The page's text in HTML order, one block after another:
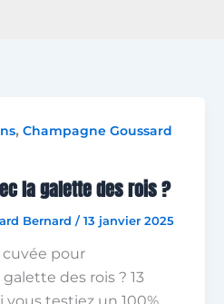
, Champagne Goussard
la galette des rois ?
Bernard /13 janvier 2025
pour
des rois ? 13